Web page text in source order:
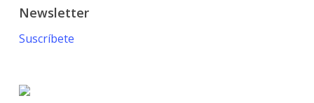
Newsletter
Suscríbete